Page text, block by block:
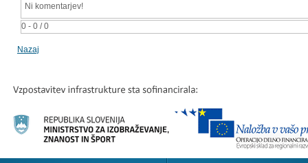
0 - 0 / 0
Ni komentarjev!
Nazaj